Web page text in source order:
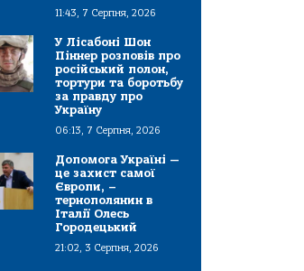
11:43, 7 Серпня, 2026
У Лісабоні Шон
Піннер розповів про
російський полон,
тортури та боротьбу
за правду про
Україну
06:13, 7 Серпня, 2026
Допомога Україні —
це захист самої
Європи, –
тернополянин в
Італії Олесь
Городецький
21:02, 3 Серпня, 2026